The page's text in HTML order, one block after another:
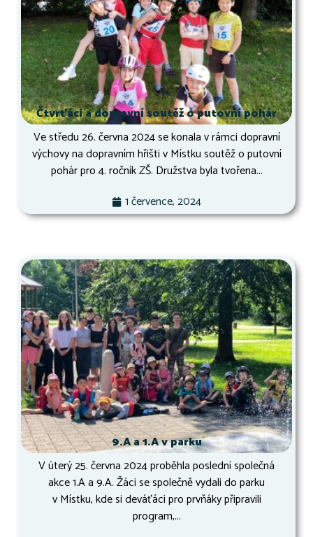
Čtvrťáci a dopravní soutěž o putovní pohár
Ve středu 26. června 2024 se konala v rámci dopravní
výchovy na dopravním hřišti v Místku soutěž o putovní
pohár pro 4. ročník ZŠ. Družstva byla tvořena...
1 července, 2024
9.A a 1.A v parku
V úterý 25. června 2024 proběhla poslední společná
akce 1.A a 9.A. Žáci se společně vydali do parku
v Místku, kde si deváťáci pro prvňáky připravili
program,...